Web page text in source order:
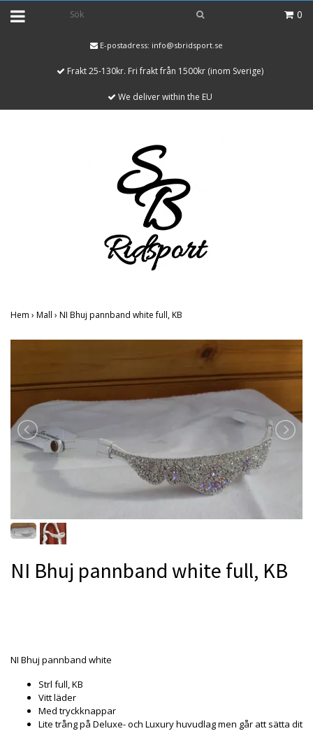
0
E-postadress: info@sbridsport.se
Frakt 25-130kr. Fri frakt från 1500kr (inom Sverige)
We deliver within the EU
Hem › Mall › NI Bhuj pannband white full, KB
NI Bhuj pannband white full, KB
NI Bhuj pannband white
Strl full, KB
Vitt läder
Med tryckknappar
Lite trång på Deluxe- och Luxury huvudlag men går att sätta dit